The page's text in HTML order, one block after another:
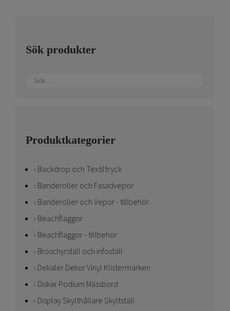
Sök produkter
Produktkategorier
Backdrop och Textiltryck
Banderoller och Fasadvepor
Banderoller och Vepor - tillbehör
Beachflaggor
Beachflaggor - tillbehör
Broschyrställ och infoställ
Dekaler Dekor Vinyl Klistermärken
Diskar Podium Mässbord
Display Skylthållare Skyltställ